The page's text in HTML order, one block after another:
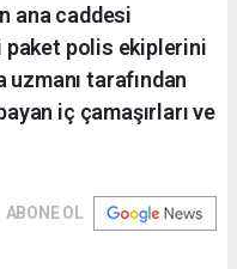
ana caddesi
polis ekiplerini
tarafından
iç çamaşırları ve
ABONE OL